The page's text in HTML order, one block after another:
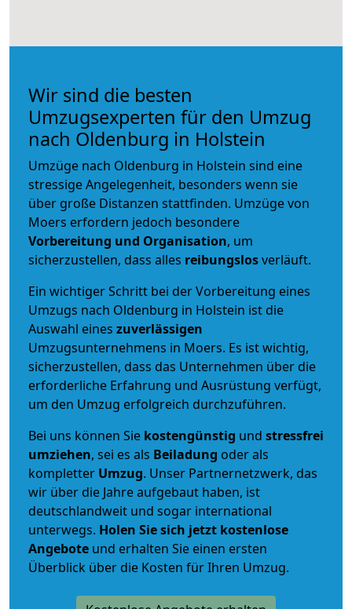
Wir sind die besten
Umzugsexperten für den Umzug
nach Oldenburg in Holstein
Umzüge nach Oldenburg in Holstein sind eine
stressige Angelegenheit, besonders wenn sie
über große Distanzen stattfinden. Umzüge von
Moers erfordern jedoch besondere
Vorbereitung und Organisation, um
sicherzustellen, dass alles reibungslosverläuft.
Ein wichtiger Schritt bei der Vorbereitung eines
Umzugs nach Oldenburg in Holstein ist die
Auswahl eines zuverlässigen
Umzugsunternehmens in Moers. Es ist wichtig,
sicherzustellen, dass das Unternehmen über die
erforderliche Erfahrung und Ausrüstung verfügt,
um den Umzug erfolgreich durchzuführen.
Bei uns können Sie kostengünstig und stressfrei
umziehen, sei es als Beiladung oder als
kompletter Umzug. Unser Partnernetzwerk, das
wir über die Jahre aufgebaut haben, ist
deutschlandweit und sogar international
unterwegs. Holen Sie sich jetzt kostenlose
Angebote und erhalten Sie einen ersten
Überblick über die Kosten für Ihren Umzug.